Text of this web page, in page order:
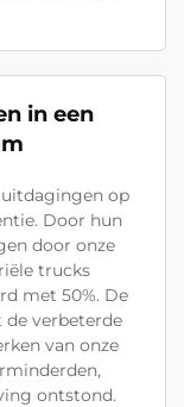
in een
op
Door hun
door onze
trucks
met 50%. De
verbeterde
van onze
ontstond.